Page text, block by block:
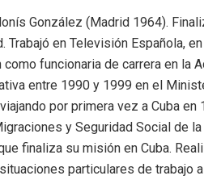
González (Madrid 1964).
Trabajó en Televisión Española,
funcionaria de carrera en la
entre 1990 y 1999 en el
por primera vez a Cuba
y Seguridad Social de
finaliza su misión en Cuba.
particulares de trabajo